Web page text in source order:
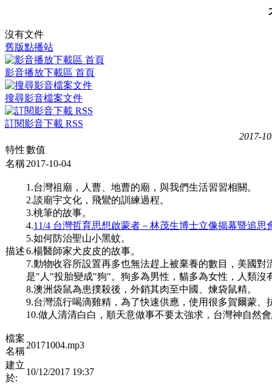
沒有文件
舊版點播站
影音播放下載區 首頁
搜尋影音檔案文件
訂閱影音下載 RSS
2017-
特性數值
名稱2017-10-04
描述
1.台灣祖廟，人曹、地曹的廟，與我們生活習習相關。
2.談廟宇文化，飛鸞的訓練過程。
3.桃筆的故事。
4.11/4 台灣哲育思想啟蒙者－林茂生博士立像揭幕暨追思
5.如何防治聖山小黑蚊。
6.楊醫師家犬皮皮的故事。
7.動物收容所設置再多也無法趕上被棄養的數目，美國
是"人"投胎變成"狗"。狗多為男性，貓多為女性，人類
8.澳洲袋鼠為患撲殺後，外銷其肉至中國、煉袋鼠精。
9.台灣流行喝滴雞精，為了快速供應，使用很多賀爾蒙、
10.做人清清白白，順天意做事不要太強求，台灣神自然
檔案
名稱
20171004.mp3
建立
於:
10/12/2017 19:37